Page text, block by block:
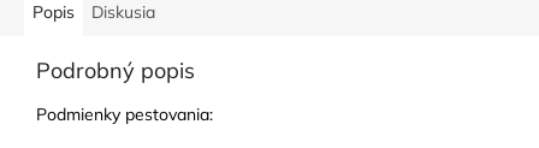
Popis Diskusia
Podrobný popis
Podmienky pestovania: